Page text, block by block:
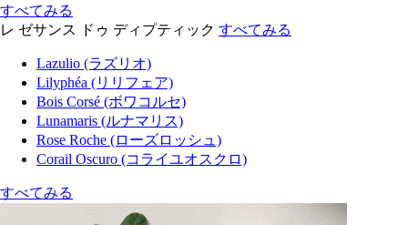
すべてみる
レ ゼサンス ドゥ ディプティック すべてみる
Lazulio (ラズリオ)
Lilyphéa (リリフェア)
Bois Corsé (ボワコルセ)
Lunamaris (ルナマリス)
Rose Roche (ローズロッシュ)
Corail Oscuro (コライユオスクロ)
すべてみる